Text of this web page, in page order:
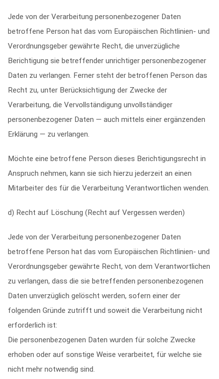
Jede von der Verarbeitung personenbezogener Daten
betroffene Person hat das vom Europäischen Richtlinien- und
Verordnungsgeber gewährte Recht, die unverzügliche
Berichtigung sie betreffender unrichtiger personenbezogener
Daten zu verlangen. Ferner steht der betroffenen Person das
Recht zu, unter Berücksichtigung der Zwecke der
Verarbeitung, die Vervollständigung unvollständiger
personenbezogener Daten — auch mittels einer ergänzenden
Erklärung — zu verlangen.
Möchte eine betroffene Person dieses Berichtigungsrecht in
Anspruch nehmen, kann sie sich hierzu jederzeit an einen
Mitarbeiter des für die Verarbeitung Verantwortlichen wenden.
d) Recht auf Löschung (Recht auf Vergessen werden)
Jede von der Verarbeitung personenbezogener Daten
betroffene Person hat das vom Europäischen Richtlinien- und
Verordnungsgeber gewährte Recht, von dem Verantwortlichen
zu verlangen, dass die sie betreffenden personenbezogenen
Daten unverzüglich gelöscht werden, sofern einer der
folgenden Gründe zutrifft und soweit die Verarbeitung nicht
erforderlich ist:
Die personenbezogenen Daten wurden für solche Zwecke
erhoben oder auf sonstige Weise verarbeitet, für welche sie
nicht mehr notwendig sind.